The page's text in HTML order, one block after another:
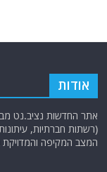
אודות
אתר החדשות נציב.נט
(רשתות חברתיות,
המצב המקיפה